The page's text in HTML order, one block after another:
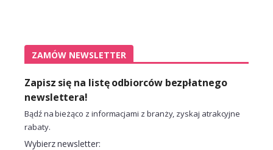
ZAMÓW NEWSLETTER
Zapisz się na listę odbiorców bezpłatnego
newslettera!
Bądź na bieżąco z informacjami z branży, zyskaj atrakcyjne
rabaty.
Wybierz newsletter: